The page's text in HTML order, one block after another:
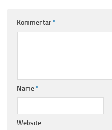
Kommentar*
Name*
Website